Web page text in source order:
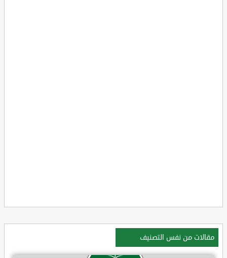
مقالات من نفس التصنيف